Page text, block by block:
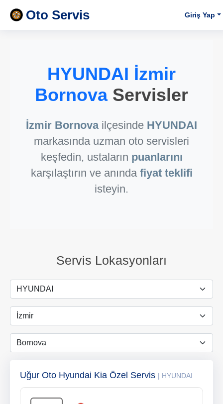
Oto Servis Giriş Yap
HYUNDAI İzmir
BornovaServisler
İzmir Bornovailçesinde HYUNDAI
markasında uzman oto servisleri
keşfedin, ustaların puanlarını
karşılaştırın ve anında fiyat teklifi
isteyin.
Servis Lokasyonları
Uğur Oto Hyundai Kia Özel Servis | HYUNDAI